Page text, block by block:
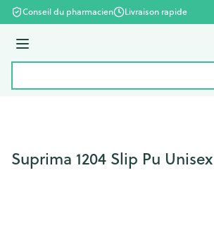
Aller au contenu
Conseil du pharmacien Livraison rapide
Menu
Suprima 1204 Slip Pu